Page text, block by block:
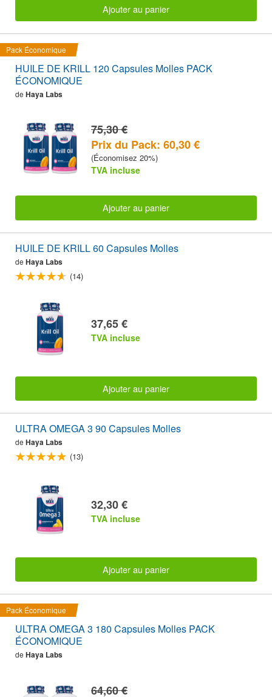
Ajouter au panier
Pack Économique
HUILE DE KRILL 120 Capsules Molles PACK
ÉCONOMIQUE
de Haya Labs
75,30 €
Prix du Pack: 60,30 €
(Économisez 20%)
TVA incluse
Ajouter au panier
HUILE DE KRILL 60 Capsules Molles
de Haya Labs
(14)
37,65 €
TVA incluse
Ajouter au panier
ULTRA OMEGA 3 90 Capsules Molles
de Haya Labs
(13)
32,30 €
TVA incluse
Ajouter au panier
Pack Économique
ULTRA OMEGA 3 180 Capsules Molles PACK
ÉCONOMIQUE
de Haya Labs
64,60 €